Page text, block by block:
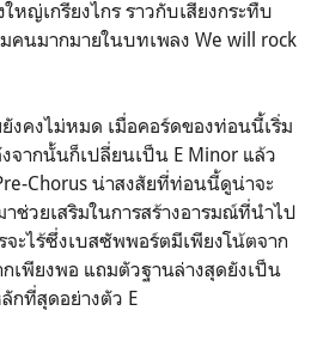
หญ่เกรียงไกร ราวกับเสียงกระทืบ
คนมากมายในบทเพลง We will rock
งคงไม่หมด เมื่อคอร์ดของท่อนนี้เริ่ม
จากนั้นก็เปลี่ยนเป็น E Minor แล้ว
Chorus น่าสงสัยที่ท่อนนี้ดูน่าจะ
ช่วยเสริมในการสร้างอารมณ์ที่นำไป
ะไร้ซึ่งเบสซัพพอร์ตมีเพียงโน้ตจาก
เพียงพอ แถมตัวฐานล่างสุดยังเป็น
กที่สุดอย่างตัว E